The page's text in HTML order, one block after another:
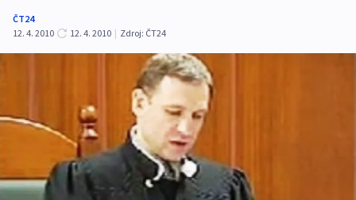
ČT24
12. 4. 2010
12. 4. 2010 | Zdroj: ČT24